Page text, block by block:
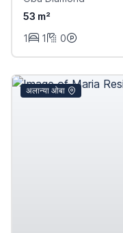
53 m²
1
1 0
अलान्या ओबा